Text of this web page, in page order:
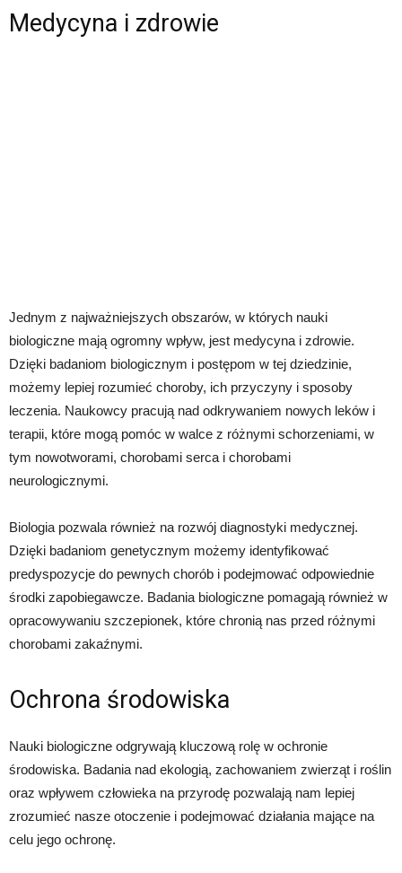
Medycyna i zdrowie
Jednym z najważniejszych obszarów, w których nauki
biologiczne mają ogromny wpływ, jest medycyna i zdrowie.
Dzięki badaniom biologicznym i postępom w tej dziedzinie,
możemy lepiej rozumieć choroby, ich przyczyny i sposoby
leczenia. Naukowcy pracują nad odkrywaniem nowych leków i
terapii, które mogą pomóc w walce z różnymi schorzeniami, w
tym nowotworami, chorobami serca i chorobami
neurologicznymi.
Biologia pozwala również na rozwój diagnostyki medycznej.
Dzięki badaniom genetycznym możemy identyfikować
predyspozycje do pewnych chorób i podejmować odpowiednie
środki zapobiegawcze. Badania biologiczne pomagają również w
opracowywaniu szczepionek, które chronią nas przed różnymi
chorobami zakaźnymi.
Ochrona środowiska
Nauki biologiczne odgrywają kluczową rolę w ochronie
środowiska. Badania nad ekologią, zachowaniem zwierząt i roślin
oraz wpływem człowieka na przyrodę pozwalają nam lepiej
zrozumieć nasze otoczenie i podejmować działania mające na
celu jego ochronę.